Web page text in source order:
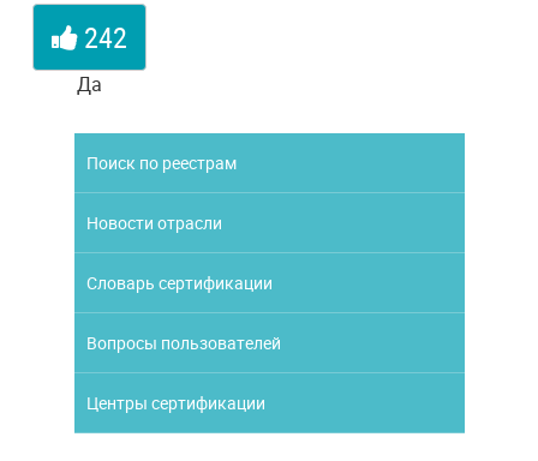
242
Да
Поиск по реестрам
Новости отрасли
Словарь сертификации
Вопросы пользователей
Центры сертификации